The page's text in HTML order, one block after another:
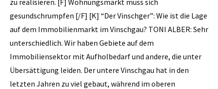
gesundschrumpfen [/F] [K] “Der Vinschger”: Wie ist die Lage
auf dem Immobilienmarkt im Vinschgau? TONI ALBER: Sehr
unterschiedlich. Wir haben Gebiete auf dem
Immobiliensektor mit Aufholbedarf und andere, die unter
Übersättigung leiden. Der untere Vinschgau hat in den
letzten Jahren zu viel gebaut, während im oberen